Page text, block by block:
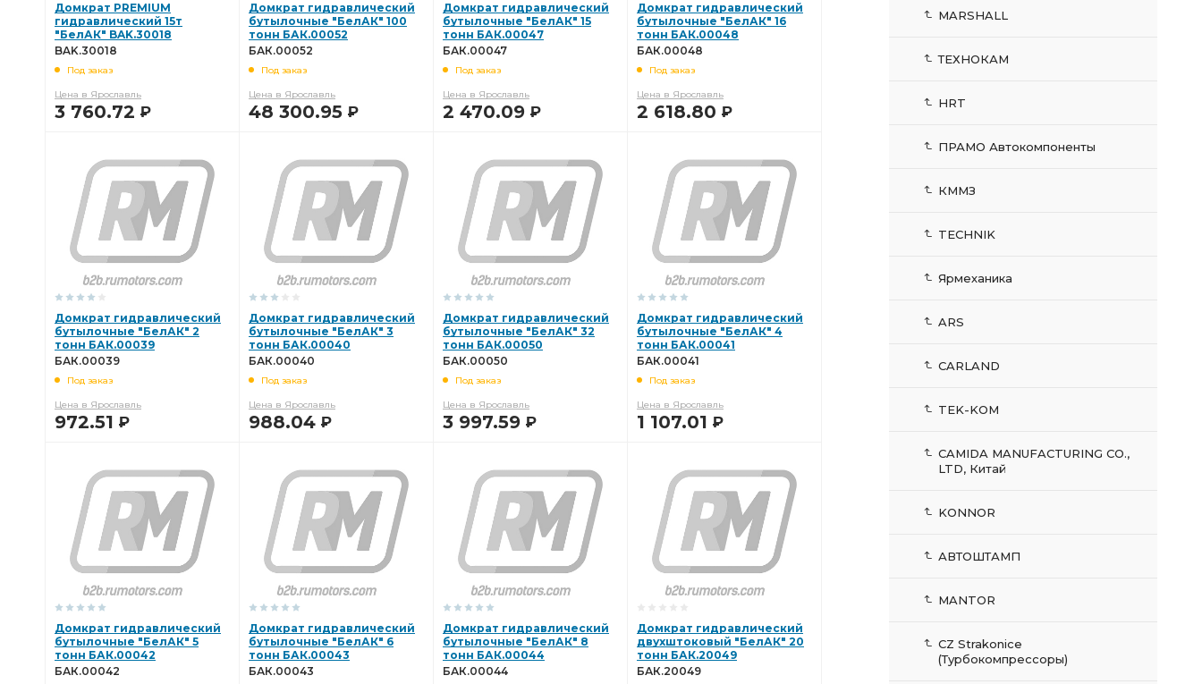
Домкрат PREMIUM
гидравлический 15т
"БелАК" BAK.30018
BAK.30018
Под заказ
Цена в Ярославль
3 760.72 Р
Домкрат гидравлический
бутылочные "БелАК" 100
тонн БАК.00052
БАК.00052
Под заказ
Цена в Ярославль
48 300.95 Р
Домкрат гидравлический
бутылочные "БелАК" 15
тонн БАК.00047
БАК.00047
Под заказ
Цена в Ярославль
2 470.09 Р
Домкрат гидравлический
бутылочные "БелАК" 16
тонн БАК.00048
БАК.00048
Под заказ
Цена в Ярославль
2 618.80 Р
Домкрат гидравлический
бутылочные "БелАК" 2
тонн БАК.00039
БАК.00039
Под заказ
Цена в Ярославль
972.51 Р
Домкрат гидравлический
бутылочные "БелАК" 3
тонн БАК.00040
БАК.00040
Под заказ
Цена в Ярославль
988.04 Р
Домкрат гидравлический
бутылочные "БелАК" 32
тонн БАК.00050
БАК.00050
Под заказ
Цена в Ярославль
3 997.59 Р
Домкрат гидравлический
бутылочные "БелАК" 4
тонн БАК.00041
БАК.00041
Под заказ
Цена в Ярославль
1 107.01 Р
Домкрат гидравлический
бутылочные "БелАК" 5
тонн БАК.00042
БАК.00042
Домкрат гидравлический
бутылочные "БелАК" 6
тонн БАК.00043
БАК.00043
Домкрат гидравлический
бутылочные "БелАК" 8
тонн БАК.00044
БАК.00044
Домкрат гидравлический
двухштоковый "БелАК" 20
тонн БАК.20049
БАК.20049
MARSHALL
ТЕХНОКАМ
HRT
ПРАМО Автокомпоненты
КММЗ
TECHNIK
Ярмеханика
ARS
CARLAND
TEK-KOM
CAMIDA MANUFACTURING CO.,
LTD, Китай
KONNOR
АВТОШТАМП
MANTOR
CZ Strakonice
(Турбокомпрессоры)